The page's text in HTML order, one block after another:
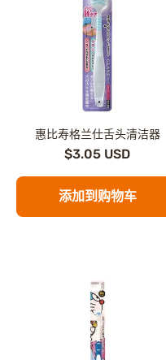
惠比寿格兰仕舌头清洁器
$3.05 USD
添加到购物车